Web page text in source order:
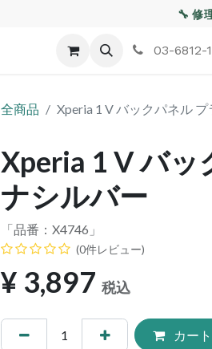
🔧 修
不良交換規定 ゲーム機 バッテ
03-6812-
全商品 Xperia 1 V バックパネル
Xperia 1 V バ
ナシルバー
「品番： X4746 」
(0件レビュー)
¥ 3,897 税込
カー